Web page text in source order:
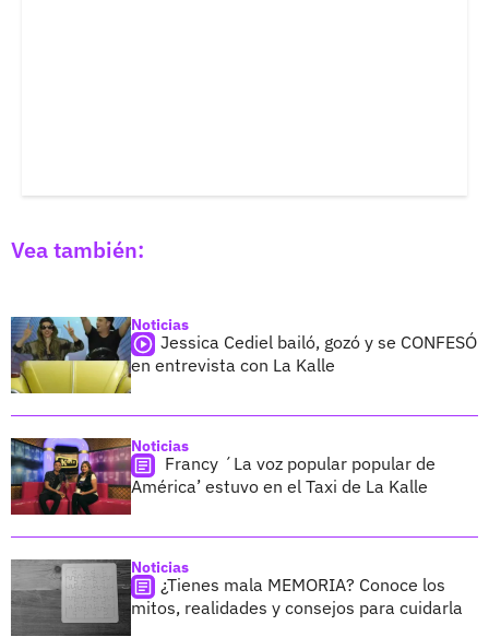
Vea también:
Noticias
Jessica Cediel bailó, gozó y se CONFESÓ
en entrevista con La Kalle
Noticias
Francy ´La voz popular popular de
América’ estuvo en el Taxi de La Kalle
Noticias
¿Tienes mala MEMORIA? Conoce los
mitos, realidades y consejos para cuidarla